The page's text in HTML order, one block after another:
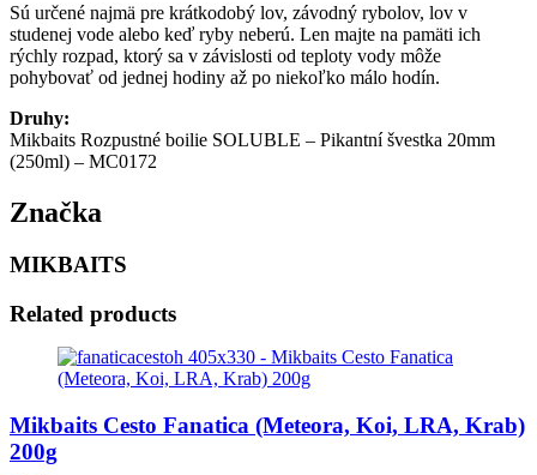
Sú určené najmä pre krátkodobý lov, závodný rybolov, lov v
studenej vode alebo keď ryby neberú. Len majte na pamäti ich
rýchly rozpad, ktorý sa v závislosti od teploty vody môže
pohybovať od jednej hodiny až po niekoľko málo hodín.
Druhy:
Mikbaits Rozpustné boilie SOLUBLE – Pikantní švestka 20mm
(250ml) – MC0172
Značka
MIKBAITS
Related products
Mikbaits Cesto Fanatica (Meteora, Koi, LRA, Krab)
200g